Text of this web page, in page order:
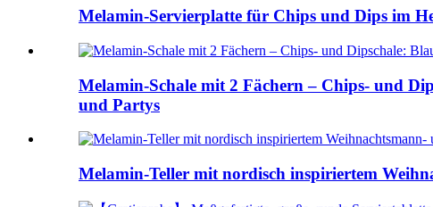
Melamin-Servierplatte für Chips und Dips im
Melamin-Schale mit 2 Fächern – Chips- und
und Partys
Melamin-Teller mit nordisch inspiriertem